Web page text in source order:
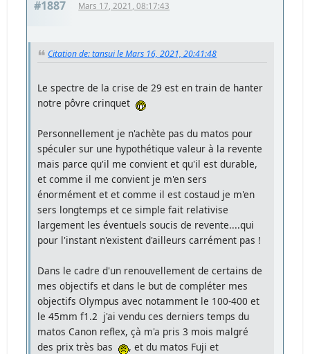
#1887 Mars 17, 2021, 08:17:43
Citation de: tansui le Mars 16, 2021, 20:41:48
Le spectre de la crise de 29 est en train de hanter
notre pôvre crinquet
Personnellement je n'achète pas du matos pour
spéculer sur une hypothétique valeur à la revente
mais parce qu'il me convient et qu'il est durable,
et comme il me convient je m'en sers
énormément et et comme il est costaud je m'en
sers longtemps et ce simple fait relativise
largement les éventuels soucis de revente....qui
pour l'instant n'existent d'ailleurs carrément pas !
Dans le cadre d'un renouvellement de certains de
mes objectifs et dans le but de compléter mes
objectifs Olympus avec notamment le 100-400 et
le 45mm f1.2 j'ai vendu ces derniers temps du
matos Canon reflex, çà m'a pris 3 mois malgré
des prix très bas
, et du matos Fuji et